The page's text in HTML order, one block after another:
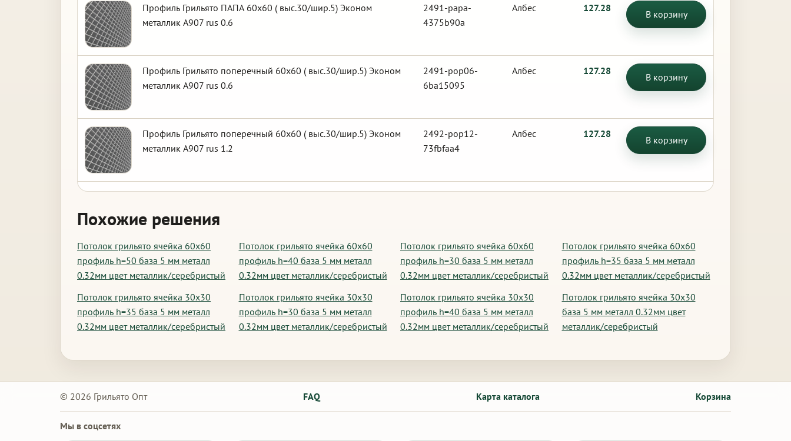
Профиль Грильято ПАПА 60х60 ( выс.30/шир.5) Эконом
металлик А907 rus 0.6
2491-papa-
4375b90a
Албес 127.28
В корзину
Профиль Грильято поперечный 60х60 ( выс.30/шир.5) Эконом
металлик А907 rus 0.6
2491-pop06-
6ba15095
Албес 127.28
В корзину
Профиль Грильято поперечный 60х60 ( выс.30/шир.5) Эконом
металлик А907 rus 1.2
2492-pop12-
73fbfaa4
Албес 127.28
В корзину
Похожие решения
Потолок грильято ячейка 60х60
профиль h=50 база 5 мм металл
0.32мм цвет металлик/серебристый
Потолок грильято ячейка 60х60
профиль h=40 база 5 мм металл
0.32мм цвет металлик/серебристый
Потолок грильято ячейка 60х60
профиль h=30 база 5 мм металл
0.32мм цвет металлик/серебристый
Потолок грильято ячейка 60х60
профиль h=35 база 5 мм металл
0.32мм цвет металлик/серебристый
Потолок грильято ячейка 30х30
профиль h=35 база 5 мм металл
0.32мм цвет металлик/серебристый
Потолок грильято ячейка 30х30
профиль h=30 база 5 мм металл
0.32мм цвет металлик/серебристый
Потолок грильято ячейка 30х30
профиль h=40 база 5 мм металл
0.32мм цвет металлик/серебристый
Потолок грильято ячейка 30х30
база 5 мм металл 0.32мм цвет
металлик/серебристый
© 2026 Грильято Опт FAQ Карта каталога Корзина
Мы в соцсетях